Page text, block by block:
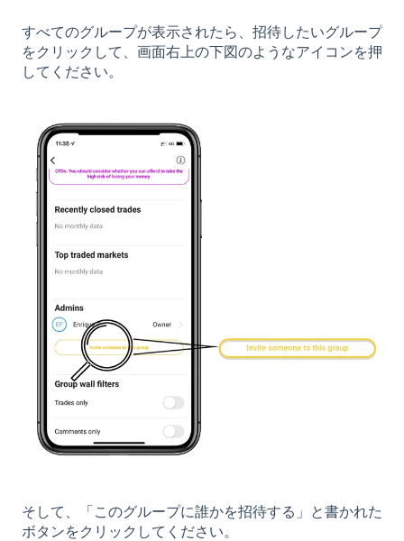
すべてのグループが表示されたら、招待したいグループ
をクリックして、画面右上の下図のようなアイコンを押
してください。
そして、「このグループに誰かを招待する」と書かれた
ボタンをクリックしてください。